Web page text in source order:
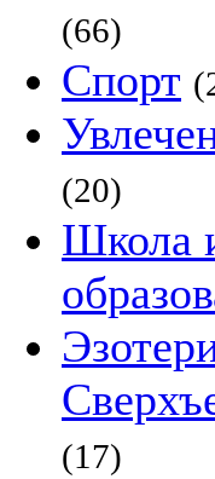
(66)
Спорт
(20)
Школа
(17)